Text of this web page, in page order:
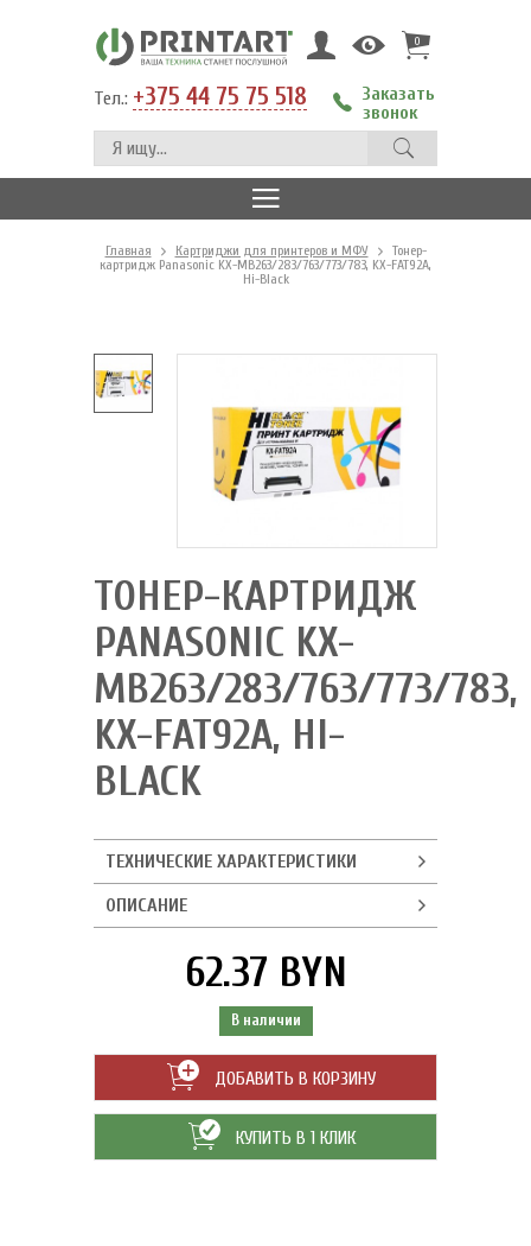
0
Тел.: +375 44 75 75 518
Заказать
звонок
Главная Картриджи для принтеров и МФУ
Тонер-
картридж Panasonic KX-MB263/283/763/773/783, KX-FAT92A,
Hi-Black
ТОНЕР-КАРТРИДЖ
PANASONIC KX-
MB263/283/763/773/783,
KX-FAT92A, HI-
BLACK
ТЕХНИЧЕСКИЕ ХАРАКТЕРИСТИКИ
ОПИСАНИЕ
62.37 BYN
В наличии
ДОБАВИТЬ В КОРЗИНУ
КУПИТЬ В 1 КЛИК